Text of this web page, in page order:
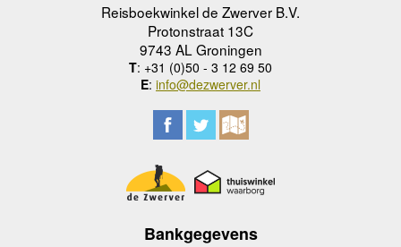
Reisboekwinkel de Zwerver B.V.
Protonstraat 13C
9743 AL Groningen
T: +31 (0)50 - 3 12 69 50
E: info@dezwerver.nl
Bankgegevens